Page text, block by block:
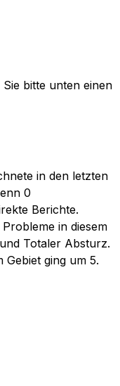
bitte unten einen
in den letzten
0
Berichte.
in diesem
Totaler Absturz.
Gebiet ging um 5.